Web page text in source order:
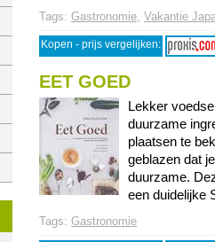
Tags: Gastronomie, Vakantie
Kopen - prijs vergelijken:
EET GOED
Lekker
duurzame
plaatsen te
geblazen dat
duurzame.
een duidelijke
Tags: Gastronomie